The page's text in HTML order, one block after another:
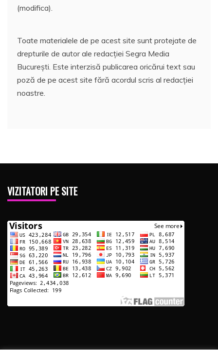
(modifica).
Toate materialele de pe acest site sunt protejate de
drepturile de autor ale redacției Segra Media
București. Este interzisă publicarea oricărui text sau
poză de pe acest site fără acordul scris al redacției
noastre.
VIZITATORI PE SITE